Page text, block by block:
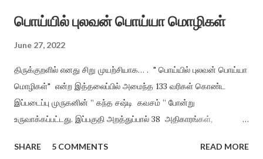
பொய்யில் புலவன் பொய்யா மொழிகள்
June 27, 2022
திருக்குறளில் எனது சிறு முயற்சியாக… . " பொய்யில் புலவன் பொய்யா
மொழிகள்" என்ற இத்தலைப்பில் அமைந்த 133 வரிகள் கொண்ட
இப்படைப்பு முருகனின் ” கந்த சஷ்டி கவசம் ” போன்று
உருவாக்கப்பட்டது. இப்பகுதி அறத்துப்பால் 38 அதிகாரங்கள்,
விளங்க வைத்தல் என்ற முறையில், திருக்குறளின் சாராக அமைத்து
SHARE 5 COMMENTS READ MORE